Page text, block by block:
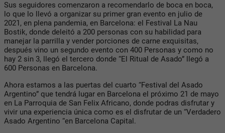
Sus seguidores comenzaron a recomendarlo de boca en boca,
lo que lo llevó a organizar su primer gran evento en julio de
2021, en plena pandemia, en Barcelona: el Festival La Nau
Bostik, donde deleitó a 200 personas con su habilidad para
manejar la parrilla y vender porciones de carne exquisitas,
después vino un segundo evento con 400 Personas y como no
hay 2 sin 3, llegó el tercero donde “El Ritual de Asado” llegó a
600 Personas en Barcelona.
Ahora estamos a las puertas del cuarto “Festival del Asado
Argentino” que tendrá lugar en Barcelona el próximo 21 de mayo
en La Parroquia de San Felix Africano, donde podras disfrutar y
vivir una experiencia única como es el disfrutar de un “Verdadero
Asado Argentino “en Barcelona Capital.